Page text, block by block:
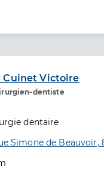
Cuinet Victoire
dentiste de
dentaire
Simone de